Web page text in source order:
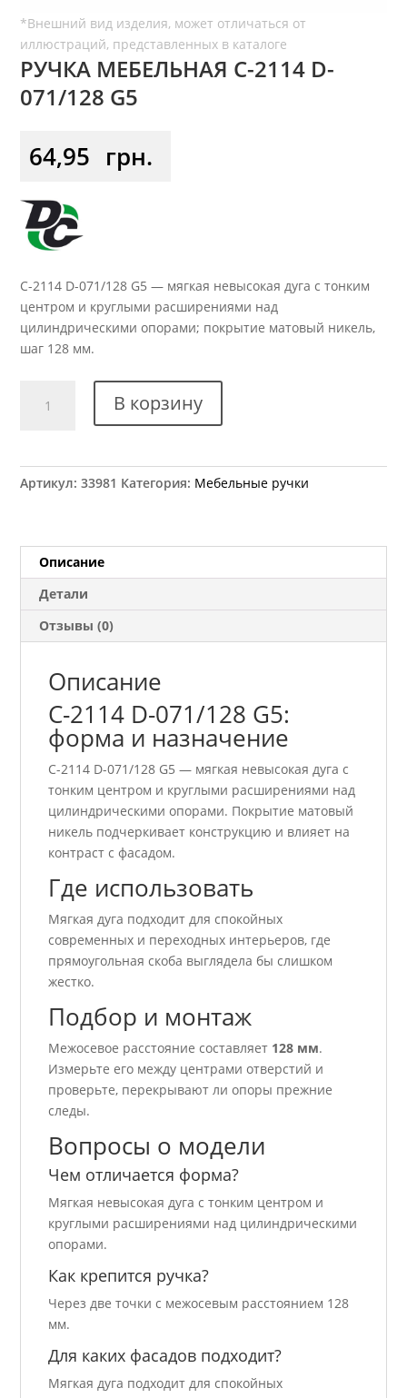
РУЧКА МЕБЕЛЬНАЯ С-2114 D-
071/128 G5
64,95 грн.
C-2114 D-071/128 G5 — мягкая невысокая дуга с тонким
центром и круглыми расширениями над
цилиндрическими опорами; покрытие матовый никель,
шаг 128 мм.
товара
D-
В корзину
Артикул:33981 Категория: Мебельные ручки
Описание
Детали
Отзывы (0)
Описание
C-2114 D-071/128 G5:
форма и назначение
C-2114 D-071/128 G5 — мягкая невысокая дуга с
тонким центром и круглыми расширениями над
цилиндрическими опорами. Покрытие матовый
никель подчеркивает конструкцию и влияет на
контраст с фасадом.
Где использовать
Мягкая дуга подходит для спокойных
современных и переходных интерьеров, где
прямоугольная скоба выглядела бы слишком
жестко.
Подбор и монтаж
Межосевое расстояние составляет 128 мм.
Измерьте его между центрами отверстий и
проверьте, перекрывают ли опоры прежние
следы.
Вопросы о модели
Чем отличается форма?
Мягкая невысокая дуга с тонким центром и
круглыми расширениями над цилиндрическими
опорами.
Как крепится ручка?
Через две точки с межосевым расстоянием 128
мм.
Для каких фасадов подходит?
Мягкая дуга подходит для спокойных